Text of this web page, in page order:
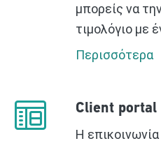
μπορείς να
τιμολόγιο με
Περισσότερα
Client portal
Η